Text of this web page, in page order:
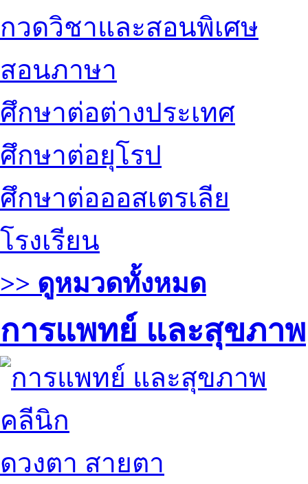
กวดวิชาและสอนพิเศษ
สอนภาษา
ศึกษาต่อต่างประเทศ
ศึกษาต่อยุโรป
ศึกษาต่อออสเตรเลีย
โรงเรียน
>> ดูหมวดทั้งหมด
การแพทย์ และสุขภาพ
คลีนิก
ดวงตา สายตา